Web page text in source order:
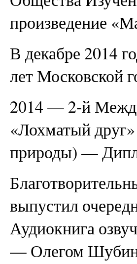
произведение
В декабре 2014
лет Московской
2014 — 2-й
«Лохматый
природы) —
выпустил
Аудиокнига
— Олегом